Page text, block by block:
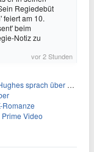
Regiedebüt
feiert am 10.
beim
Notiz zu
vor 2 Stunden
von 'The Breakfast Club'
Romanze
Video